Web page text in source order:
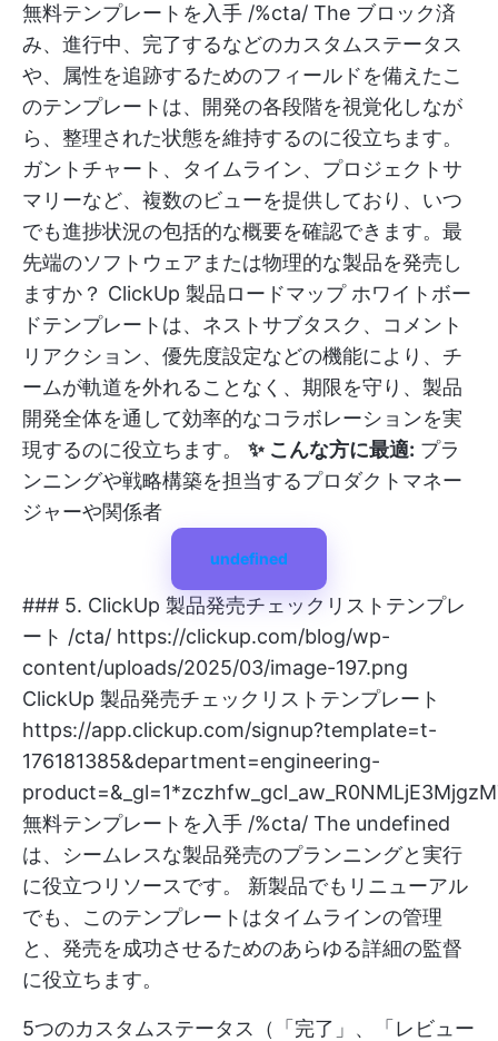
無料テンプレートを入手 /%cta/ The ブロック済
み、進行中、完了するなどのカスタムステータス
や、属性を追跡するためのフィールドを備えたこ
のテンプレートは、開発の各段階を視覚化しなが
ら、整理された状態を維持するのに役立ちます。
ガントチャート、タイムライン、プロジェクトサ
マリーなど、複数のビューを提供しており、いつ
でも進捗状況の包括的な概要を確認できます。最
先端のソフトウェアまたは物理的な製品を発売し
ますか？ ClickUp 製品ロードマップ ホワイトボー
ドテンプレートは、ネストサブタスク、コメント
リアクション、優先度設定などの機能により、チ
ームが軌道を外れることなく、期限を守り、製品
開発全体を通して効率的なコラボレーションを実
現するのに役立ちます。 ✨ こんな方に最適: プラ
ンニングや戦略構築を担当するプロダクトマネー
ジャーや関係者
undefined
### 5. ClickUp 製品発売チェックリストテンプレ
ート /cta/ https://clickup.com/blog/wp-
content/uploads/2025/03/image-197.png
ClickUp 製品発売チェックリストテンプレート
https://app.clickup.com/signup?template=t-
176181385&department=engineering-
無料テンプレートを入手 /%cta/ The undefined
は、シームレスな製品発売のプランニングと実行
に役立つリソースです。 新製品でもリニューアル
でも、このテンプレートはタイムラインの管理
と、発売を成功させるためのあらゆる詳細の監督
に役立ちます。
5つのカスタムステータス（「完了」、「レビュー